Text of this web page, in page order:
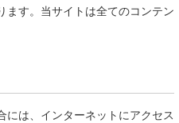
ます。当サイトは全てのコンテン
には、インターネットにアクセス